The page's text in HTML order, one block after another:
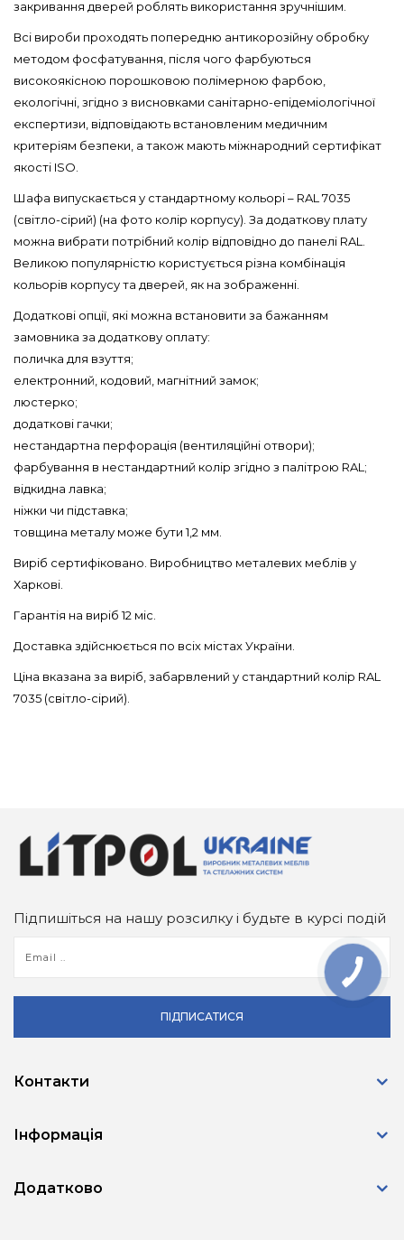
закривання дверей роблять використання зручнішим.
Всі вироби проходять попередню антикорозійну обробку
методом фосфатування, після чого фарбуються
високоякісною порошковою полімерною фарбою,
екологічні, згідно з висновками санітарно-епідеміологічної
експертизи, відповідають встановленим медичним
критеріям безпеки, а також мають міжнародний сертифікат
якості ISO.
Шафа випускається у стандартному кольорі – RAL 7035
(світло-сірий) (на фото колір корпусу). За додаткову плату
можна вибрати потрібний колір відповідно до панелі RAL.
Великою популярністю користується різна комбінація
кольорів корпусу та дверей, як на зображенні.
Додаткові опції, які можна встановити за бажанням
замовника за додаткову оплату:
поличка для взуття;
електронний, кодовий, магнітний замок;
люстерко;
додаткові гачки;
нестандартна перфорація (вентиляційні отвори);
фарбування в нестандартний колір згідно з палітрою RAL;
відкидна лавка;
ніжки чи підставка;
товщина металу може бути 1,2 мм.
Виріб сертифіковано. Виробництво металевих меблів у
Харкові.
Гарантія на виріб 12 міс.
Доставка здійснюється по всіх містах України.
Ціна вказана за виріб, забарвлений у стандартний колір RAL
7035 (світло-сірий).
Підпишіться на нашу розсилку і будьте в курсі подій
ПІДПИСАТИСЯ
Контакти
Інформація
Додатково